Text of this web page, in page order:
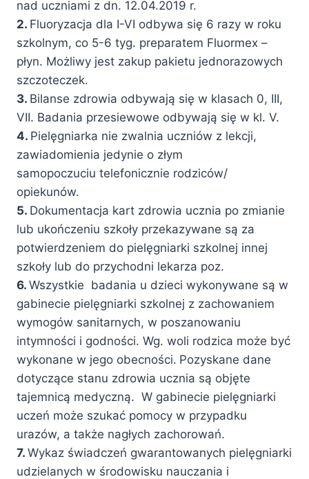
nad uczniami z dn. 12.04.2019 r.
2. Fluoryzacja dla I-VI odbywa się 6 razy w roku
szkolnym, co 5-6 tyg. preparatem Fluormex –
płyn. Możliwy jest zakup pakietu jednorazowych
szczoteczek.
3. Bilanse zdrowia odbywają się w klasach 0, III,
VII. Badania przesiewowe odbywają się w kl. V.
4. Pielęgniarka nie zwalnia uczniów z lekcji,
zawiadomienia jedynie o złym
samopoczuciu telefonicznie rodziców/
opiekunów.
5. Dokumentacja kart zdrowia ucznia po zmianie
lub ukończeniu szkoły przekazywane są za
potwierdzeniem do pielęgniarki szkolnej innej
szkoły lub do przychodni lekarza poz.
6. Wszystkie badania u dzieci wykonywane są w
gabinecie pielęgniarki szkolnej z zachowaniem
wymogów sanitarnych, w poszanowaniu
intymności i godności. Wg. woli rodzica może być
wykonane w jego obecności. Pozyskane dane
dotyczące stanu zdrowia ucznia są objęte
tajemnicą medyczną. W gabinecie pielęgniarki
uczeń może szukać pomocy w przypadku
urazów, a także nagłych zachorowań.
7. Wykaz świadczeń gwarantowanych pielęgniarki
udzielanych w środowisku nauczania i